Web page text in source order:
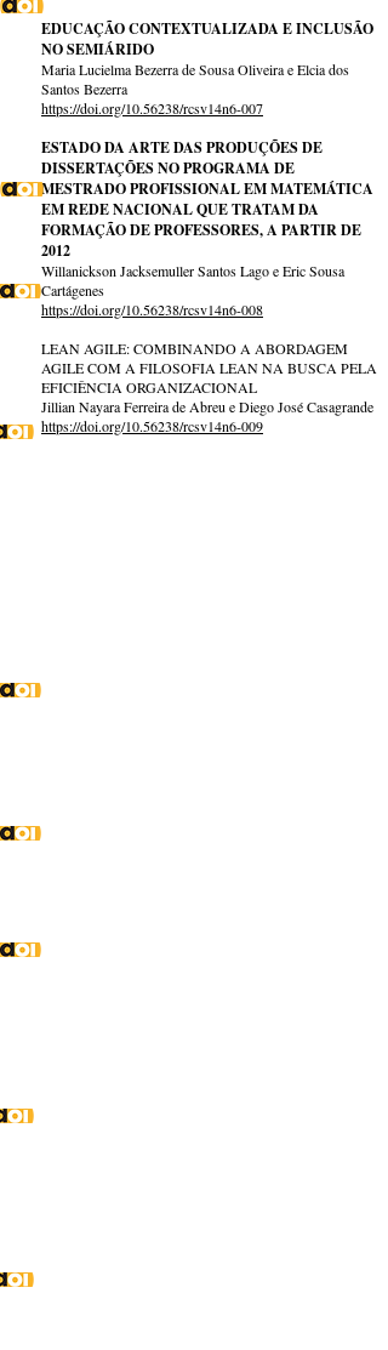
EDUCAÇÃO CONTEXTUALIZADA E INCLUSÃO
NO SEMIÁRIDO
Maria Lucielma Bezerra de Sousa Oliveira e Elcia dos
Santos Bezerra
https://doi.org/10.56238/rcsv14n6-007
ESTADO DA ARTE DAS PRODUÇÕES DE
DISSERTAÇÕES NO PROGRAMA DE
MESTRADO PROFISSIONAL EM MATEMÁTICA
EM REDE NACIONAL QUE TRATAM DA
FORMAÇÃO DE PROFESSORES, A PARTIR DE
2012
Willanickson Jacksemuller Santos Lago e Eric Sousa
Cartágenes
https://doi.org/10.56238/rcsv14n6-008
LEAN AGILE: COMBINANDO A ABORDAGEM
AGILE COM A FILOSOFIA LEAN NA BUSCA PELA
EFICIÊNCIA ORGANIZACIONAL
Jillian Nayara Ferreira de Abreu e Diego José Casagrande
https://doi.org/10.56238/rcsv14n6-009